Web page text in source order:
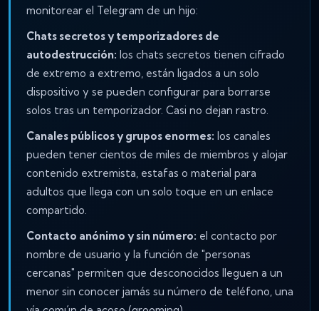
monitorear el Telegram de un hijo:
Chats secretos y temporizadores de
autodestrucción: los chats secretos tienen cifrado
de extremo a extremo, están ligados a un solo
dispositivo y se pueden configurar para borrarse
solos tras un temporizador. Casi no dejan rastro.
Canales públicos y grupos enormes: los canales
pueden tener cientos de miles de miembros y alojar
contenido extremista, estafas o material para
adultos que llega con un solo toque en un enlace
compartido.
Contacto anónimo y sin número: el contacto por
nombre de usuario y la función de "personas
cercanas" permiten que desconocidos lleguen a un
menor sin conocer jamás su número de teléfono, una